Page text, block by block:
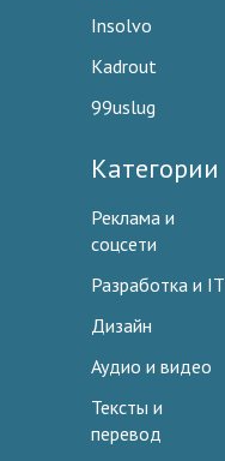
Insolvo
Kadrout
99uslug
Категории
Реклама и
соцсети
Разработка и IT
Дизайн
Аудио и видео
Тексты и
перевод